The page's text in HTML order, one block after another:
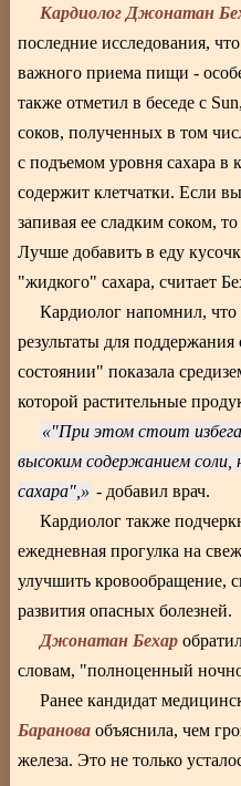
Кардиолог Джонатан
последние исследования,
важного приема пищи -
также отметил в беседе с
соков, полученных в том
с подъемом уровня сахара в
содержит клетчатки. Если
запивая ее сладким соком,
Лучше добавить в еду
"жидкого" сахара, считает
Кардиолог напомнил,
результаты для
состоянии" показала
которой растительные
"При этом стоит
высоким содержанием
сахара",
- добавил врач.
Кардиолог также
ежедневная прогулка на
улучшить кровообращение,
развития опасных болезней.
Джонатан Бехар
словам, "полноценный
Ранее кандидат
Баранова объяснила, чем
железа. Это не только